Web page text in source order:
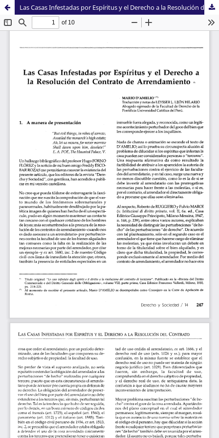
Las Casas Infestadas por Espíritus y el Derecho a la Resolución del Contrato de Arrendamiento